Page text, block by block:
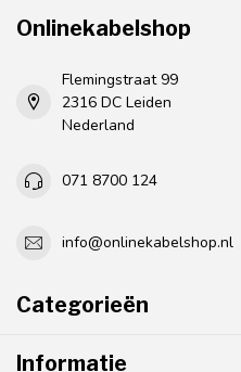
Onlinekabelshop
Flemingstraat 99
2316 DC Leiden
Nederland
071 8700 124
info@onlinekabelshop.nl
Categorieën
Informatie